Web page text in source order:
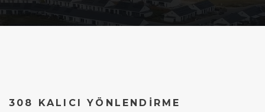
308 KALICI YÖNLENDIRME